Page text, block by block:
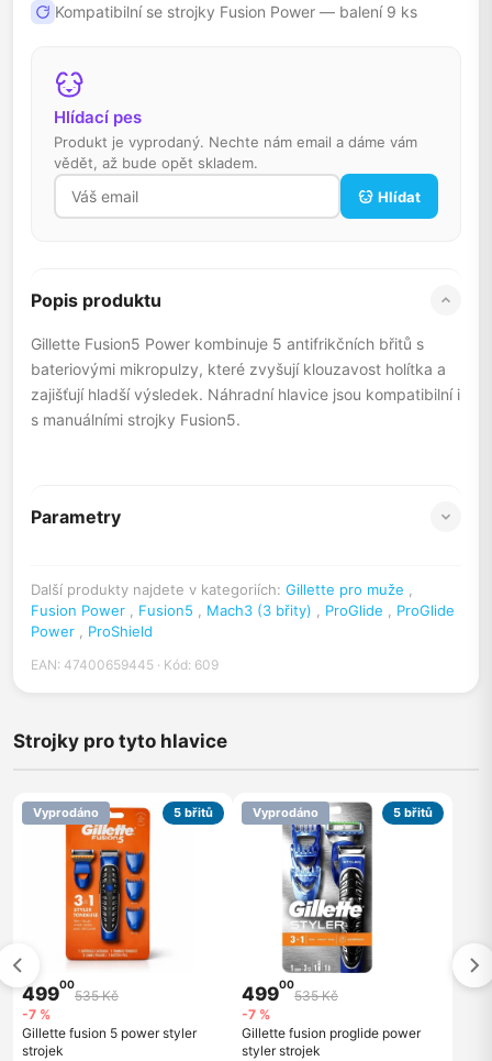
Kompatibilní se strojky Fusion Power — balení 9 ks
Hlídací pes
Produkt je vyprodaný. Nechte nám email a dáme vám
vědět, až bude opět skladem.
Hlídat
Popis produktu
Gillette Fusion5 Power kombinuje 5 antifrikčních břitů s
bateriovými mikropulzy, které zvyšují klouzavost holítka a
zajišťují hladší výsledek. Náhradní hlavice jsou kompatibilní i
s manuálními strojky Fusion5.
Parametry
Další produkty najdete v kategoriích: Gillette pro muže
Fusion Power
Fusion5 Mach3 (3 břity) ProGlide
ProGlide
Power
ProShield
EAN: 47400659445 · Kód: 609
Strojky pro tyto hlavice
Vyprodáno 5 břitů
49900
535 Kč
-7 %
Gillette fusion 5 power styler
strojek
Vyprodáno 5 břitů
49900
535 Kč
-7 %
Gillette fusion proglide power
styler strojek